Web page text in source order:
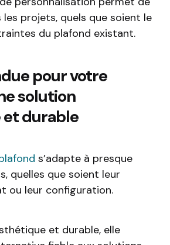
projets, quels que soient le
du plafond existant.
pour votre
solution
et durable
s’adapte à presque
quelles que soient leur
ou leur configuration.
et durable, elle